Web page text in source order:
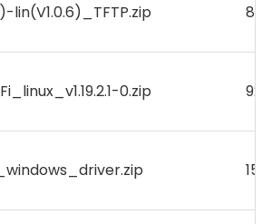
lin(V1.0.6)_TFTP.zip
0.zip